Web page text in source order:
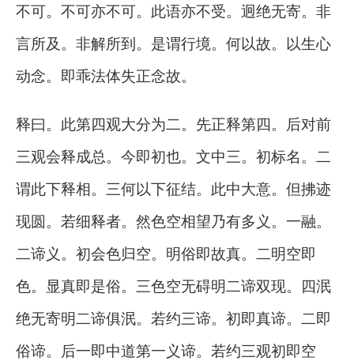
不可。不可亦不可。此语亦不受。迥绝无寄。非
言所及。非解所到。是谓行境。何以故。以生心
动念。即乖法体失正念故。
释曰。此第四观大分为二。先正释第四。后对前
三观会释成总。今即初也。文中三。初标名。二
谓此下释相。三何以下征结。此中大意。但拂迹
现圆。若细释者。然色空相望乃有多义。一融。
二谛义。初会色归空。明俗即故真。二明空即
色。显真即是俗。三色空无碍明二谛双现。四泯
绝无寄明二谛俱泯。若约三谛。初即真谛。二即
俗谛。后一即中道第一义谛。若约三观初即空